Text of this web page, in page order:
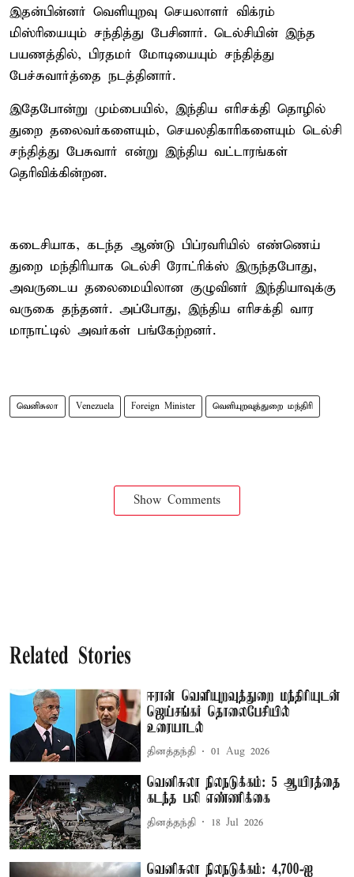
இதன்பின்னர் வெளியுறவு செயலாளர் விக்ரம்
மிஸ்ரியையும் சந்தித்து பேசினார். டெல்சியின் இந்த
பயணத்தில், பிரதமர் மோடியையும் சந்தித்து
பேச்சுவார்த்தை நடத்தினார்.
இதேபோன்று மும்பையில், இந்திய எரிசக்தி தொழில்
துறை தலைவர்களையும், செயலதிகாரிகளையும் டெல்சி
சந்தித்து பேசுவார் என்று இந்திய வட்டாரங்கள்
தெரிவிக்கின்றன.
கடைசியாக, கடந்த ஆண்டு பிப்ரவரியில் எண்ணெய்
துறை மந்திரியாக டெல்சி ரோட்ரிக்ஸ் இருந்தபோது,
அவருடைய தலைமையிலான குழுவினர் இந்தியாவுக்கு
வருகை தந்தனர். அப்போது, இந்திய எரிசக்தி வார
மாநாட்டில் அவர்கள் பங்கேற்றனர்.
வெனிசுலா Venezuela Foreign Minister வெளியுறவுத்துறை மந்திரி
Show Comments
Related Stories
ஈரான் வெளியுறவுத்துறை மந்திரியுடன்
ஜெய்சங்கர் தொலைபேசியில்
உரையாடல்
தினத்தந்தி 01 Aug 2026
வெனிசுலா நிலநடுக்கம்: 5 ஆயிரத்தை
கடந்த பலி எண்ணிக்கை
தினத்தந்தி 18 Jul 2026
வெனிசுலா நிலநடுக்கம்: 4,700-ஐ